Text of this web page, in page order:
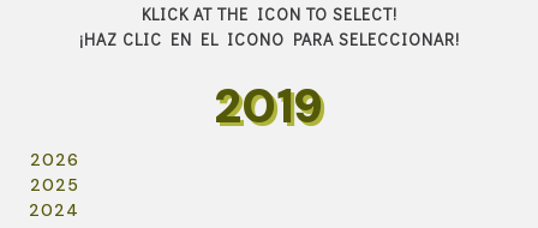
KLICK AT THE ICON TO SELECT!
¡HAZ CLIC EN EL ICONO PARA SELECCIONAR!
2019
2026
2025
2024